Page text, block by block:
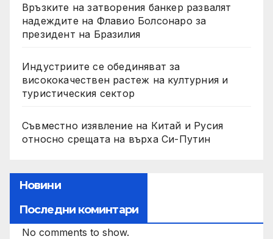
Връзките на затворения банкер развалят
надеждите на Флавио Болсонаро за
президент на Бразилия
Индустриите се обединяват за
висококачествен растеж на културния и
туристическия сектор
Съвместно изявление на Китай и Русия
относно срещата на върха Си-Путин
Новини
Последни коминтари
No comments to show.